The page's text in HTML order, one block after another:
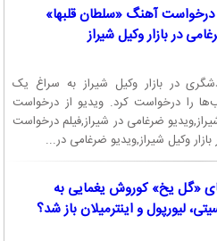
درخواست آهنگ «سلطان قلبها»
در بازار وكيل شيراز
در بازار وکیل شیراز به سراغ یک
را درخواست کرد. ویدیو از درخواست
ضرغامی در شیراز,فیلم درخواست
وكيل شيراز,ویدیو ضرغامی در...
«گل یخ» کوروش یغمایی به
لیورپول و اینترمیلان باز شد؟